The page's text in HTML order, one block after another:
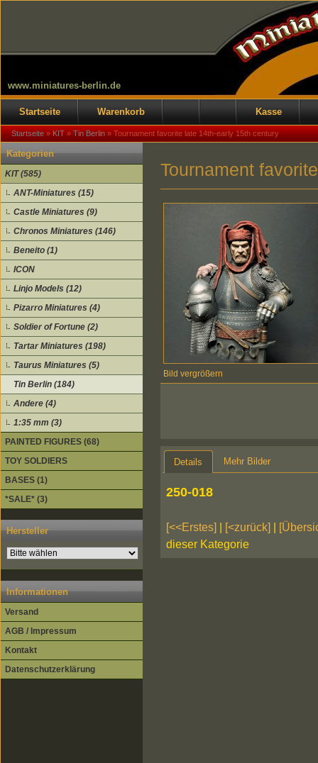
www.miniatures-berlin.de
Startseite Warenkorb Kasse
Startseite»KIT»Tin Berlin»Tournament favorite late 14th-early 15th century
Kategorien
KIT (585)
ANT-Miniatures (15)
Castle Miniatures (9)
Chronos Miniatures (146)
Beneito (1)
ICON
Linjo Models (12)
Pizarro Miniatures (4)
Soldier of Fortune (2)
Tartar Miniatures (198)
Taurus Miniatures (5)
Tin Berlin (184)
Andere (4)
1:35 mm (3)
PAINTED FIGURES (68)
TOY SOLDIERS
BASES (1)
*SALE* (3)
Hersteller
Informationen
Versand
AGB / Impressum
Kontakt
Datenschutzerklärung
Tournament
Bild vergrößern
Details Mehr Bilder
250-018
[<<Erstes] [<zurück]
dieser Kategorie